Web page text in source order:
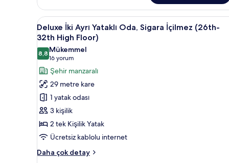
Sigara
İçilmez
(33th-
37th
hakkında
daha
fazla
detay
Deluxe
İki
Ayrı
Yataklı
Oda,
Sigara
İçilmez
(26th-
32th
High
Floor)
için
Deluxe İki Ayrı Yataklı Oda,
12
Deluxe İki Ayrı Yataklı Oda, Sigara İçilmez (26th-
32th High Floor)
8,88,8 / 10
Mükemmel
16 yorum
(16
yorum)
Şehir manzaralı
29 metre kare
1 yatak odası
3 kişilik
2 tek Kişilik Yatak
Ücretsiz kablolu internet
Daha çok detay
Deluxe